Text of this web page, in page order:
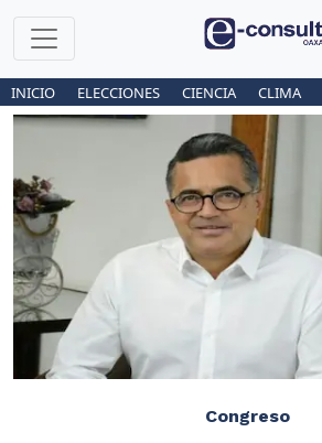
INICIO ELECCIONES CIENCIA CLIMA
Congreso